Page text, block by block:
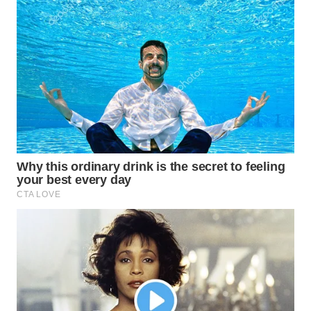
TANJUNG
LESUNG
WN
KARO
WN
SIMALUNGUN
WN
LABUHANBATU
WN DELI
SERDANG